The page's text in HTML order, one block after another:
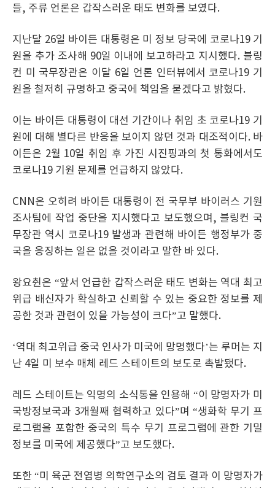
들, 주류 언론은 갑작스러운 태도 변화를 보였다.
지난달 26일 바이든 대통령은 미 정보 당국에 코로나19 기
원을 추가 조사해 90일 이내에 보고하라고 지시했다. 블링
컨 미 국무장관은 이달 6일 언론 인터뷰에서 코로나19 기
원을 철저히 규명하고 중국에 책임을 묻겠다고 밝혔다.
이는 바이든 대통령이 대선 기간이나 취임 초 코로나19 기
원에 대해 별다른 반응을 보이지 않던 것과 대조적이다. 바
이든은 2월 10일 취임 후 가진 시진핑과의 첫 통화에서도
코로나19 기원 문제를 언급하지 않았다.
CNN은 오히려 바이든 대통령이 전 국무부 바이러스 기원
조사팀에 작업 중단을 지시했다고 보도했으며, 블링컨 국
무장관 역시 코로나19 발생과 관련해 바이든 행정부가 중
국을 응징하는 일은 없을 것이라고 말한 바 있다.
왕요췬은 “앞서 언급한 갑작스러운 태도 변화는 역대 최고
위급 배신자가 확실하고 신뢰할 수 있는 중요한 정보를 제
공한 것과 관련이 있을 가능성이 크다”고 말했다.
‘역대 최고위급 중국 인사가 미국에 망명했다’는 루머는 지
난 4일 미 보수 매체 레드 스테이트의 보도로 촉발됐다.
레드 스테이트는 익명의 소식통을 인용해 “이 망명자가 미
국방정보국과 3개월째 협력하고 있다”며 “생화학 무기 프
로그램을 포함한 중국의 특수 무기 프로그램에 관한 기밀
정보를 미국에 제공했다”고 보도했다.
또한 “미 육군 전염병 의학연구소의 검토 결과 이 망명자가